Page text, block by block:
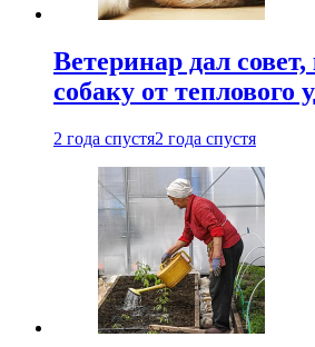
Ветеринар дал
собаку от теплового
2 года спустя2 года спустя